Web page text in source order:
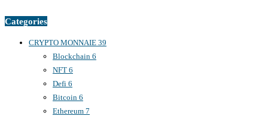
Categories
CRYPTO MONNAIE 39
Blockchain 6
NFT 6
Defi 6
Bitcoin 6
Ethereum 7